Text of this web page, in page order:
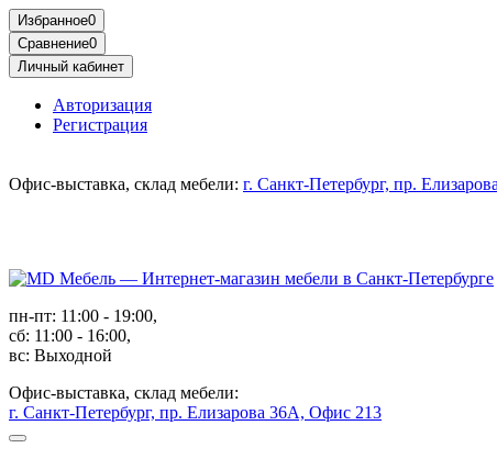
Избранное0
Сравнение0
Личный кабинет
Авторизация
Регистрация
Офис-выставка, склад мебели: г. Санкт-Петербург, пр.
пн-пт: 11:00 - 19:00,
сб: 11:00 - 16:00,
вс: Выходной
Офис-выставка, склад мебели:
г. Санкт-Петербург, пр. Елизарова 36А, Офис 213